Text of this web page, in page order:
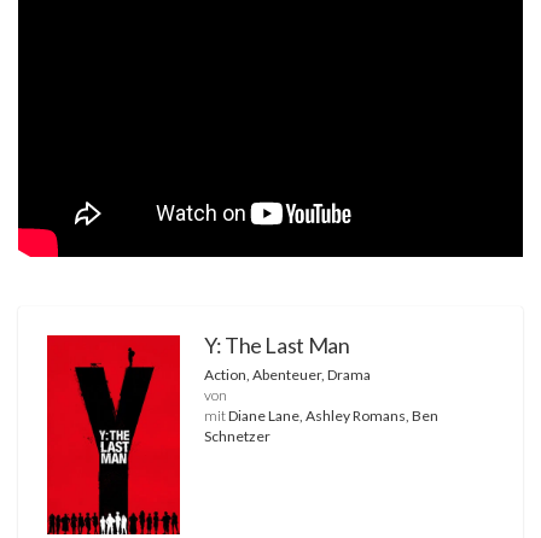
Y: The Last Man
Action, Abenteuer, Drama
von
mitDiane Lane, Ashley Romans, Ben
Schnetzer